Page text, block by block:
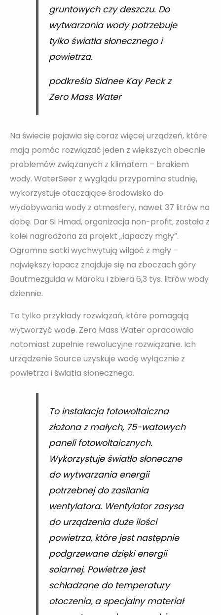
gruntowych czy deszczu. Do
wytwarzania wody potrzebuje
tylko światła słonecznego i
powietrza.
podkreśla Sidnee Kay Peck z
Zero Mass Water
Na świecie pojawia się coraz więcej urządzeń, które
mają pomóc rozwiązać jeden z większych obecnie
problemów związanych z klimatem – brakiem
wody. WaterSeer z wyglądu przypomina studnię,
wykorzystuje otaczające środowisko do
wydobywania wody z atmosfery, nawet 37 litrów na
dobę. Dar Si Hmad, organizacja non-profit, została z
kolei nagrodzona za projekt „łapaczy mgły”.
Ogromne siatki wychwytują wilgoć z mgły –
największy łapacz znajduje się na zboczach góry
Boutmezguida w Maroku i zbiera 6,3 tys. litrów wody
dziennie.
To tylko przykłady rozwiązań, które pomagają
wytworzyć wodę. Zero Mass Water opracowało
natomiast zupełnie rewolucyjne rozwiązanie. Ich
urządzenie Source uzyskuje wodę wyłącznie z
powietrza i światła słonecznego.
To instalacja fotowoltaiczna
złożona z małych, 75-watowych
paneli fotowoltaicznych.
Wykorzystuje światło słoneczne
do wytwarzania energii
potrzebnej do zasilania
wentylatora. Wentylator zasysa
do urządzenia duże ilości
powietrza, które jest następnie
podgrzewane dzięki energii
solarnej. Powietrze jest
schładzane do temperatury
otoczenia, a specjalny materiał